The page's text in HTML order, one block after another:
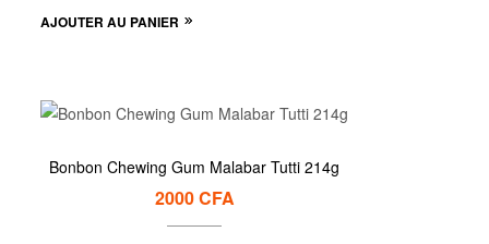
AJOUTER AU PANIER
Bonbon Chewing Gum Malabar Tutti 214g
2000CFA